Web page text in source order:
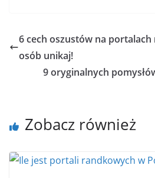
6 cech oszustów na
osób unikaj!
9 oryginalnych
Zobacz również